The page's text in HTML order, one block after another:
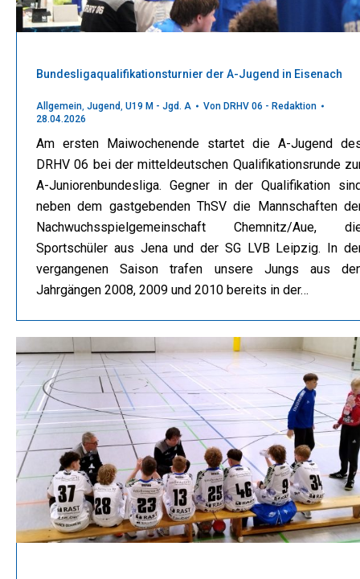
Bundesligaqualifikationsturnier der A-Jugend in Eisenach
Allgemein, Jugend, U19 M - Jgd. A Von DRHV 06 - Redaktion
28.04.2026
Am ersten Maiwochenende startet die A-Jugend
DRHV 06 bei der mitteldeutschen Qualifikationsrunde
A-Juniorenbundesliga. Gegner in der Qualifikation
neben dem gastgebenden ThSV die Mannschaften
Nachwuchsspielgemeinschaft Chemnitz/Aue,
Sportschüler aus Jena und der SG LVB Leipzig. In
vergangenen Saison trafen unsere Jungs aus
Jahrgängen 2008, 2009 und 2010 bereits in der…